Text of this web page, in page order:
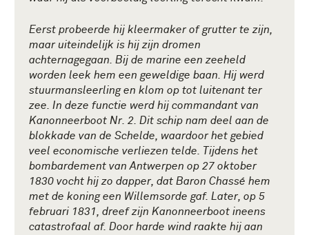
Eerst probeerde hij kleermaker of grutter te zijn,
maar uiteindelijk is hij zijn dromen
achternagegaan. Bij de marine een zeeheld
worden leek hem een geweldige baan. Hij werd
stuurmansleerling en klom op tot luitenant ter
zee. In deze functie werd hij commandant van
Kanonneerboot Nr. 2. Dit schip nam deel aan de
blokkade van de Schelde, waardoor het gebied
veel economische verliezen telde. Tijdens het
bombardement van Antwerpen op 27 oktober
1830 vocht hij zo dapper, dat Baron Chassé hem
met de koning een Willemsorde gaf. Later, op 5
februari 1831, dreef zijn Kanonneerboot ineens
catastrofaal af. Door harde wind raakte hij aan